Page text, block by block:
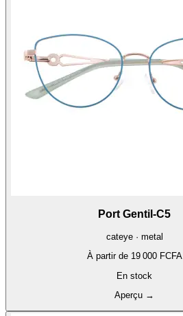
Port Gentil-C5
cateye · metal
À partir de 19 000 FCFA
En stock
Aperçu →